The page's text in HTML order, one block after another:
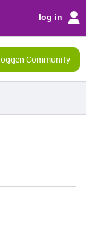
log in
Community